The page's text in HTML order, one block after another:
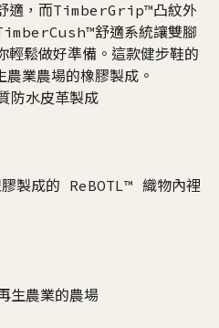
適，而TimberGrip™凸紋外
舒適系統讓雙腳
輕鬆做好準備。這款健步鞋的
業農場的橡膠製成。
水皮革製成
製成的 ReBOTL™ 織物內裡
生農業的農場